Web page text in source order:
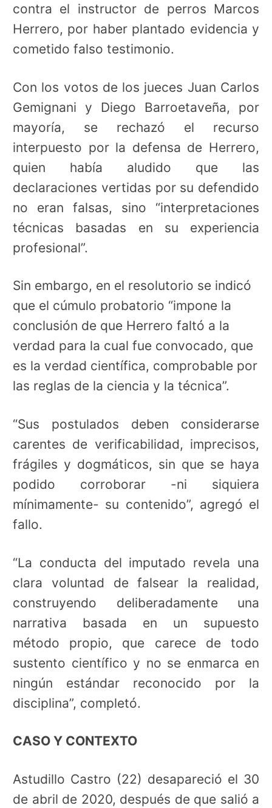
contra el instructor de perros Marcos
Herrero, por haber plantado evidencia y
cometido falso testimonio.
Con los votos de los jueces Juan Carlos
Gemignani y Diego Barroetaveña, por
mayoría, se rechazó el recurso
interpuesto por la defensa de Herrero,
quien había aludido que las
declaraciones vertidas por su defendido
no eran falsas, sino “interpretaciones
técnicas basadas en su experiencia
profesional”.
Sin embargo, en el resolutorio se indicó
que el cúmulo probatorio “impone la
conclusión de que Herrero faltó a la
verdad para la cual fue convocado, que
es la verdad científica, comprobable por
las reglas de la ciencia y la técnica”.
“Sus postulados deben considerarse
carentes de verificabilidad, imprecisos,
frágiles y dogmáticos, sin que se haya
podido corroborar -ni siquiera
mínimamente- su contenido”, agregó el
fallo.
“La conducta del imputado revela una
clara voluntad de falsear la realidad,
construyendo deliberadamente una
narrativa basada en un supuesto
método propio, que carece de todo
sustento científico y no se enmarca en
ningún estándar reconocido por la
disciplina”, completó.
CASO Y CONTEXTO
Astudillo Castro (22) desapareció el 30
de abril de 2020, después de que salió a